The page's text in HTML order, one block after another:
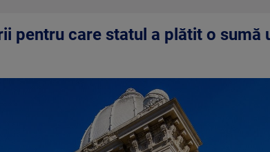
pentru care statul a plătit o sumă